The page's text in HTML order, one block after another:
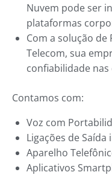
Nuvem pode ser
plataformas
Com a solução de
Telecom, sua
confiabilidade
Contamos com:
Voz com
Ligações de Saída
Aparelho
Aplicativos